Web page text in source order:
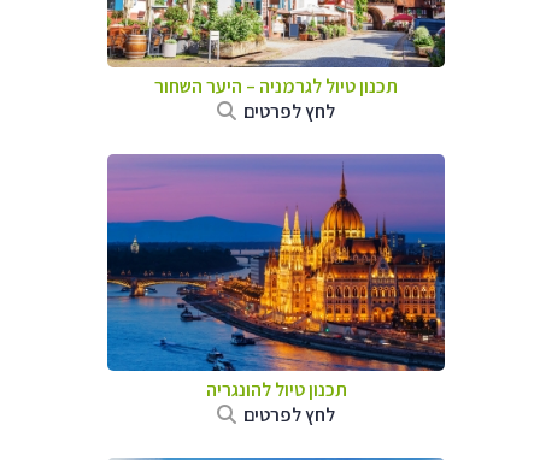
תכנון טיול לגרמניה – היער השחור
לחץ לפרטים
תכנון טיול להונגריה
לחץ לפרטים